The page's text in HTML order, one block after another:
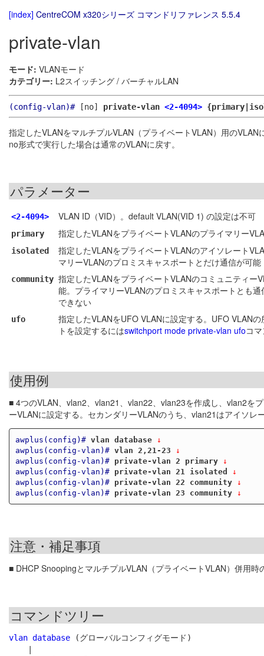
[index] CentreCOM x320シリーズ コマンドリファレンス 5.5.4
private-vlan
モード: VLANモード
カテゴリー: L2スイッチング / バーチャルLAN
(config-vlan)#[no] private-vlan <2-4094>
指定したVLANをマルチプルVLAN（プライベートVLAN）用のVLAN
no形式で実行した場合は通常のVLANに戻す。
パラメーター
<2-4094> VLAN ID（VID）。default VLAN(VID 1) の設定は不可
primary 指定したVLANをプライベートVLANのプライマリー
isolated
指定したVLANをプライベートVLANのアイソレート
マリーVLANのプロミスキャスポートとだけ通信が可能
community 指定したVLANをプライベートVLANのコミュニティ
能。プライマリーVLANのプロミスキャスポートとも
できない
ufo
指定したVLANをUFO VLANに設定する。UFO VLAN
トを設定するにはswitchport mode private-vlan ufoコ
使用例
■ 4つのVLAN、vlan2、vlan21、vlan22、vlan23を作成し、vlan2を
ーVLANに設定する。セカンダリーVLANのうち、vlan21はアイソ
awplus(config)# vlan database ↓
awplus(config-vlan)# vlan 2,21-23 ↓
awplus(config-vlan)#
private-vlan 2 primary ↓
awplus(config-vlan)#
private-vlan 21 isolated
↓
awplus(config-vlan)#
private-vlan 22 community ↓
awplus(config-vlan)#
private-vlan 23 community ↓
注意・補足事項
■ DHCP SnoopingとマルチプルVLAN（プライベートVLAN）併用時
コマンドツリー
vlan database (グローバルコンフィグモード)